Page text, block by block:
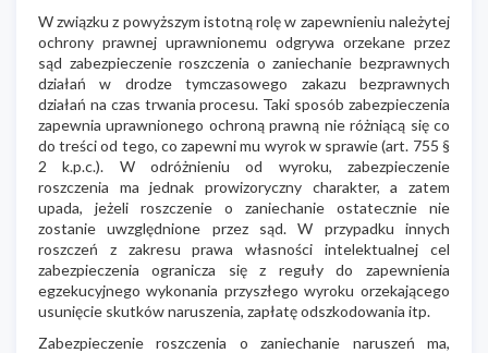
W związku z powyższym istotną rolę w zapewnieniu należytej
ochrony prawnej uprawnionemu odgrywa orzekane przez
sąd zabezpieczenie roszczenia o zaniechanie bezprawnych
działań w drodze tymczasowego zakazu bezprawnych
działań na czas trwania procesu. Taki sposób zabezpieczenia
zapewnia uprawnionego ochroną prawną nie różniącą się co
do treści od tego, co zapewni mu wyrok w sprawie (art. 755 §
2 k.p.c.). W odróżnieniu od wyroku, zabezpieczenie
roszczenia ma jednak prowizoryczny charakter, a zatem
upada, jeżeli roszczenie o zaniechanie ostatecznie nie
zostanie uwzględnione przez sąd. W przypadku innych
roszczeń z zakresu prawa własności intelektualnej cel
zabezpieczenia ogranicza się z reguły do zapewnienia
egzekucyjnego wykonania przyszłego wyroku orzekającego
usunięcie skutków naruszenia, zapłatę odszkodowania itp.
Zabezpieczenie roszczenia o zaniechanie naruszeń ma,